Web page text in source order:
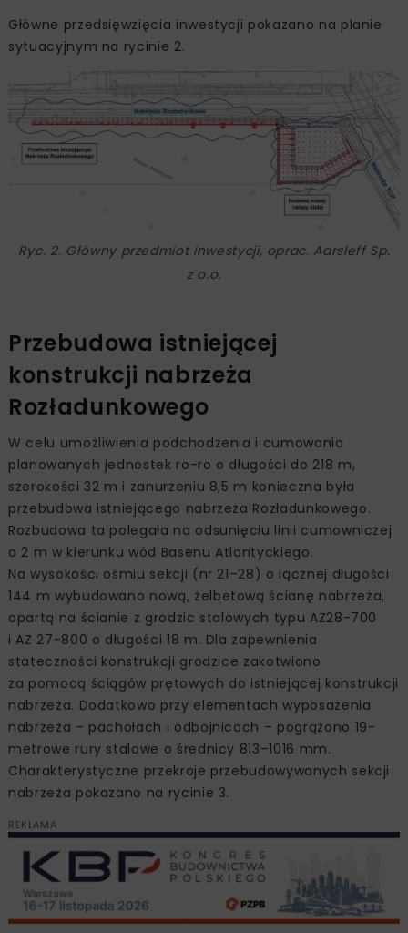
Główne przedsięwzięcia inwestycji pokazano na planie
sytuacyjnym na rycinie 2.
Ryc. 2. Główny przedmiot inwestycji, oprac. Aarsleff Sp.
z o.o.
Przebudowa istniejącej
konstrukcji nabrzeża
Rozładunkowego
W celu umożliwienia podchodzenia i cumowania
planowanych jednostek ro-ro o długości do 218 m,
szerokości 32 m i zanurzeniu 8,5 m konieczna była
przebudowa istniejącego nabrzeża Rozładunkowego.
Rozbudowa ta polegała na odsunięciu linii cumowniczej
o 2 m w kierunku wód Basenu Atlantyckiego.
Na wysokości ośmiu sekcji (nr 21–28) o łącznej długości
144 m wybudowano nową, żelbetową ścianę nabrzeża,
opartą na ścianie z grodzic stalowych typu AZ28-700
i AZ 27-800 o długości 18 m. Dla zapewnienia
stateczności konstrukcji grodzice zakotwiono
za pomocą ściągów prętowych do istniejącej konstrukcji
nabrzeża. Dodatkowo przy elementach wyposażenia
nabrzeża – pachołach i odbojnicach – pogrążono 19-
metrowe rury stalowe o średnicy 813–1016 mm.
Charakterystyczne przekroje przebudowywanych sekcji
nabrzeża pokazano na rycinie 3.
REKLAMA